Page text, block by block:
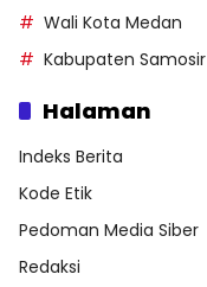
Wali Kota Medan
Kabupaten Samosir
Halaman
Indeks Berita
Kode Etik
Pedoman Media Siber
Redaksi